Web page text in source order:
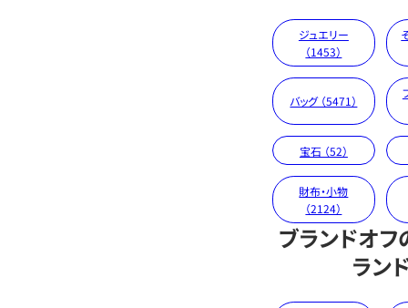
ジュエリー
（1453）
バッグ （5471）
宝石 （52）
財布・小物
（2124）
ブランドオ
ラン